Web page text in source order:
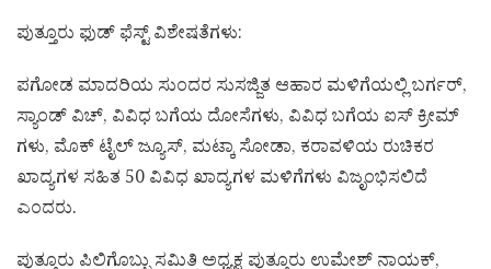
ಪುತ್ತೂರು ಫುಡ್ ಫೆಸ್ಟ್ ವಿಶೇಷತೆಗಳು:
ಪಗೋಡ ಮಾದರಿಯ ಸುಂದರ ಸುಸಜ್ಜಿತ ಆಹಾರ ಮಳಿಗೆಯಲ್ಲಿ ಬರ್ಗರ್,
ಸ್ಯಾಂಡ್ ವಿಚ್, ವಿವಿಧ ಬಗೆಯ ದೋಸೆಗಳು, ವಿವಿಧ ಬಗೆಯ ಐಸ್ ಕ್ರೀಮ್
ಗಳು, ಮೊಕ್ ಟೈಲ್ ಜ್ಯೂಸ್, ಮಟ್ಕಾ ಸೋಡಾ, ಕರಾವಳಿಯ ರುಚಿಕರ
ಖಾದ್ಯಗಳ ಸಹಿತ 50 ವಿವಿಧ ಖಾದ್ಯಗಳ ಮಳಿಗೆಗಳು ವಿಜೃಂಭಿಸಲಿದೆ
ಎಂದರು.